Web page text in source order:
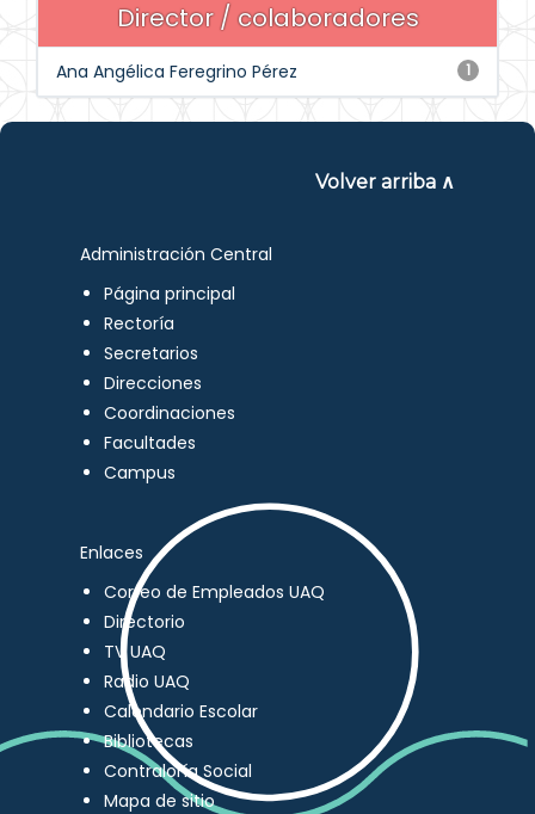
Director / colaboradores
1
Ana Angélica Feregrino Pérez
Volver arriba ∧
Administración Central
Página principal
Rectoría
Secretarios
Direcciones
Coordinaciones
Facultades
Campus
Enlaces
Correo de Empleados UAQ
Directorio
TV UAQ
Radio UAQ
Calendario Escolar
Bibliotecas
Contraloría Social
Mapa de sitio